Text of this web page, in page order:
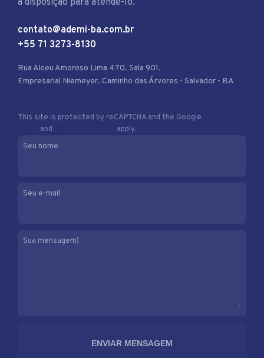
contato@ademi-ba.com.br
+55 71 3273-8130
Rua Alceu Amoroso Lima 470. Sala 901.
Empresarial Niemeyer. Caminho das Árvores - Salvador - BA
This site is protected by reCAPTCHA and the Google
and
apply.
Seu nome
Seu e-mail
Sua mensagem)